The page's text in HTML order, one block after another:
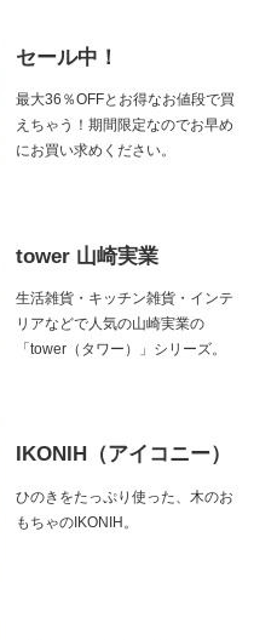
セール中！
最大36％OFFとお得なお値段で買
えちゃう！期間限定なのでお早め
にお買い求めください。
tower 山崎実業
生活雑貨・キッチン雑貨・インテ
リアなどで人気の山崎実業の
「tower（タワー）」シリーズ。
IKONIH（アイコニー）
ひのきをたっぷり使った、木のお
もちゃのIKONIH。